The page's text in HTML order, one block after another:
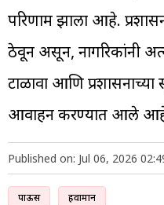
परिणाम झाला आहे.
ठेवून असून, नागरिकांनी
टाळावा आणि
आवाहन करण्यात आले
Published on: Jul 06, 2026
पाऊस हवामान